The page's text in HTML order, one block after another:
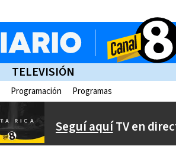
TELEVISIÓN
Programación Programas
Seguí aquíTV en